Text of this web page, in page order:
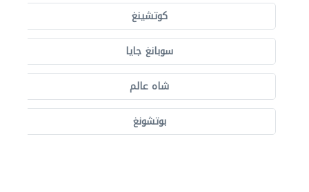
كوتشينغ
سوبانغ جايا
شاه عالم
بوتشونغ